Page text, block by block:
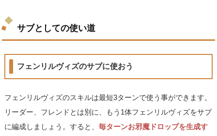
サブとしての使い道
フェンリルヴィズのサブに使おう
フェンリルヴィズのスキルは最短3ターンで使う事ができます。
リーダー、フレンドとは別に、もう1体フェンリルヴィズをサブ
に編成しましょう。すると、毎ターンお邪魔ドロップを生成す